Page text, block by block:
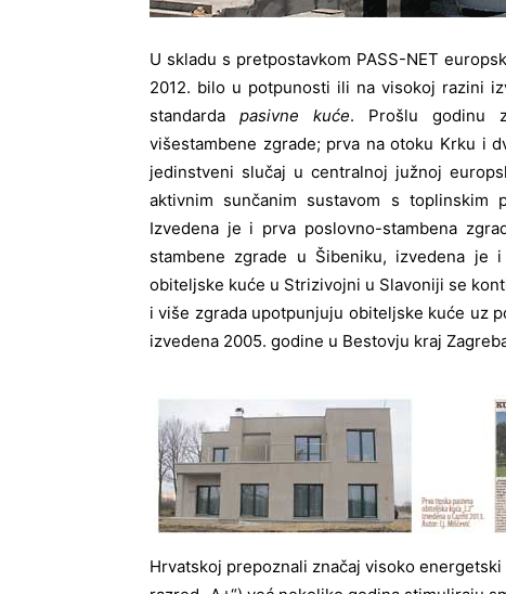
U skladu s pretpostavkom PASS-NET
2012. bilo u potpunosti ili na visokoj razini
standarda pasivne kuće. Prošlu godinu
višestambene zgrade; prva na otoku Krku i
jedinstveni slučaj u centralnoj južnoj
aktivnim sunčanim sustavom s
Izvedena je i prva poslovno-stambena
stambene zgrade u Šibeniku, izvedena je
obiteljske kuće u Strizivojni u Slavoniji se
i više zgrada upotpunjuju obiteljske kuće uz
izvedena 2005. godine u Bestovju kraj
Hrvatskoj prepoznali značaj visoko